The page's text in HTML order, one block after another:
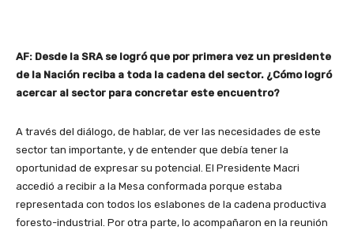
AF: Desde la SRA se logró que por primera vez un presidente
de la Nación reciba a toda la cadena del sector. ¿Cómo logró
acercar al sector para concretar este encuentro?
A través del diálogo, de hablar, de ver las necesidades de este
sector tan importante, y de entender que debía tener la
oportunidad de expresar su potencial. El Presidente Macri
accedió a recibir a la Mesa conformada porque estaba
representada con todos los eslabones de la cadena productiva
foresto-industrial. Por otra parte, lo acompañaron en la reunión